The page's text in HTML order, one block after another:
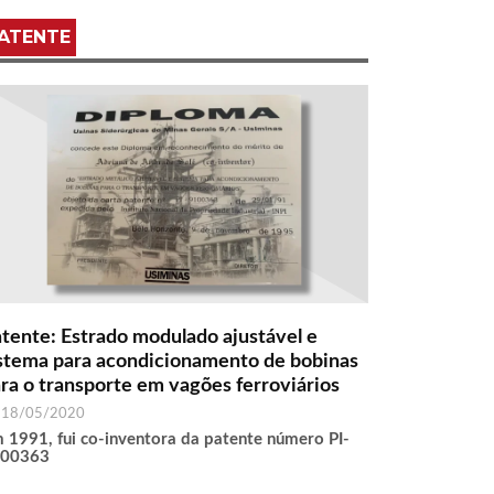
Estrado modulado ajustável e
para acondicionamento de bobinas
o transporte em vagões ferroviários
18/05/2020
1991, fui co-inventora da patente número PI-